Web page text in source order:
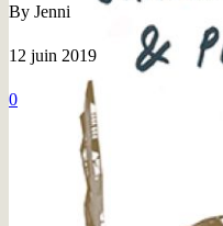
By Jenni
12 juin 2019
0